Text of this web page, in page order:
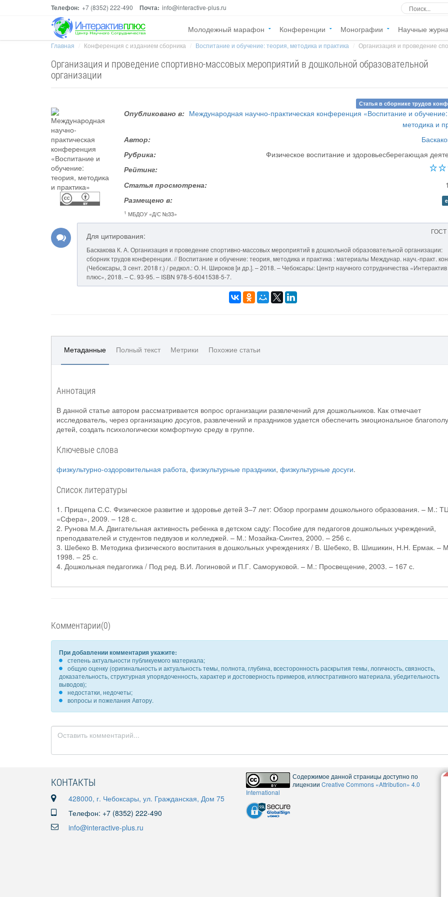
Телефон: +7 (8352) 222-490 Почта: info@interactive-plus.ru
Молодежный марафон Конференции Монографии Научные
Главная Конференция с изданием сборника Воспитание и обучение: теория, методика и практика Организация и проведение
Организация и проведение спортивно-массовых мероприятий в дошкольной образовательной
организации
Статья в сборнике трудов
Опубликовано в: Международная научно-практическая конференция «Воспитание и
методика и
Автор:
Рубрика:
Физическое воспитание и здоровьесберегающая
Рейтинг:
Статья просмотрена:
Размещено в:
1 МБДОУ «Д/С №33»
ГОСТ
Для цитирования:
Баскакова К. А. Организация и проведение спортивно-массовых мероприятий в дошкольной образовательной организации:
сборник трудов конференции. // Воспитание и обучение: теория, методика и практика : материалы Междунар. науч.-практ.
(Чебоксары, 3 сент. 2018 г.) / редкол.: О. Н. Широков [и др.]. – 2018. – Чебоксары: Центр научного сотрудничества «Интерактив
плюс», 2018. – С. 93-95. – ISBN 978-5-6041538-5-7.
Метаданные Полный текст Метрики Похожие статьи
Аннотация
В данной статье автором рассматривается вопрос организации развлечений для дошкольников. Как отмечает
исследователь, через организацию досугов, развлечений и праздников удается обеспечить эмоциональное
детей, создать психологически комфортную среду в группе.
Ключевые слова
физкультурно-оздоровительная работа, физкультурные праздники, физкультурные досуги.
Список литературы
1. Прищепа С.С. Физическое развитие и здоровье детей 3–7 лет: Обзор программ дошкольного образования. – М.:
«Сфера», 2009. – 128 с.
2. Рунова М.А. Двигательная активность ребенка в детском саду: Пособие для педагогов дошкольных учреждений,
преподавателей и студентов педвузов и колледжей. – М.: Мозайка-Синтез, 2000. – 256 с.
3. Шебеко В. Методика физического воспитания в дошкольных учреждениях / В. Шебеко, В. Шишикин, Н.Н. Ермак. –
1998. – 25 с.
4. Дошкольная педагогика / Под ред. В.И. Логиновой и П.Г. Саморуковой. – М.: Просвещение, 2003. – 167 с.
Комментарии(0)
При добавлении комментария укажите:
степень актуальности публикуемого материала;
общую оценку (оригинальность и актуальность темы, полнота, глубина, всесторонность раскрытия темы, логичность, связность,
доказательность, структурная упорядоченность, характер и достоверность примеров, иллюстративного материала, убедительность
выводов);
недостатки, недочеты;
вопросы и пожелания Автору.
КОНТАКТЫ
428000, г. Чебоксары, ул. Гражданская, Дом 75
Телефон: +7 (8352) 222-490
info@interactive-plus.ru
Содержимое данной страницы доступно по
лицензии Creative Commons «Attribution» 4.0
International